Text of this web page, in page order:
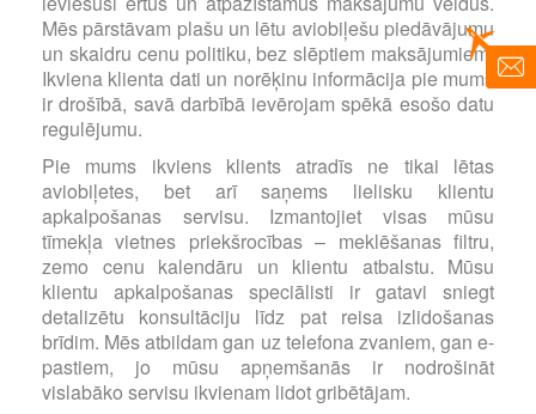
Mēs pārstāvam plašu un lētu aviobiļešu piedāvājumu
un skaidru cenu politiku, bez slēptiem maksājumiem.
Ikviena klienta dati un norēķinu informācija pie mums
ir drošībā, savā darbībā ievērojam spēkā esošo datu
regulējumu.
Pie mums ikviens klients atradīs ne tikai lētas
aviobiļetes, bet arī saņems lielisku klientu
apkalpošanas servisu. Izmantojiet visas mūsu
tīmekļa vietnes priekšrocības – meklēšanas filtru,
zemo cenu kalendāru un klientu atbalstu. Mūsu
klientu apkalpošanas speciālisti ir gatavi sniegt
detalizētu konsultāciju līdz pat reisa izlidošanas
brīdim. Mēs atbildam gan uz telefona zvaniem, gan e-
pastiem, jo mūsu apņemšanās ir nodrošināt
vislabāko servisu ikvienam lidot gribētājam.